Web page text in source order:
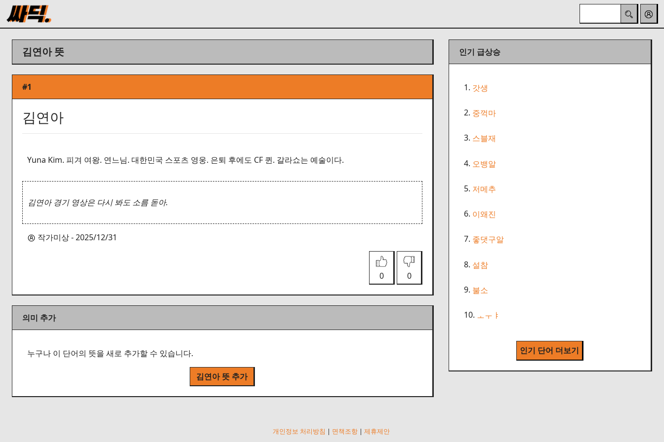
김연아 뜻
#1
김연아
Yuna Kim. 피겨 여왕. 연느님. 대한민국 스포츠 영웅. 은퇴 후에도 CF 퀸. 갈라쇼는 예술이다.
김연아 경기 영상은 다시 봐도 소름 돋아.
작가미상 - 2025/12/31
0 0
의미 추가
누구나 이 단어의 뜻을 새로 추가할 수 있습니다.
김연아 뜻 추가
인기 급상승
1. 갓생
2. 중꺽마
3. 스블재
4. 오뱅알
5. 저메추
6. 이왜진
7. 좋댓구알
8. 설참
9. 불소
10. ㅗㅜㅑ
인기 단어 더보기
개인정보 처리방침 | 면책조항 | 제휴제안